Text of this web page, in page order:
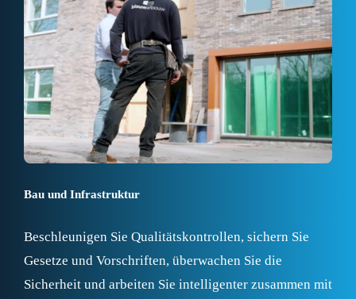
Bau und Infrastruktur
Beschleunigen Sie Qualitätskontrollen, sichern Sie
Gesetze und Vorschriften, überwachen Sie die
Sicherheit und arbeiten Sie intelligenter zusammen mit